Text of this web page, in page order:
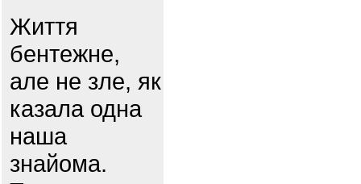
Життя
бентежне,
але не зле, як
казала одна
наша
знайома.